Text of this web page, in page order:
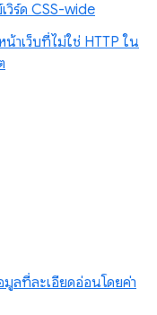
วิร์ด CSS-wide
าเว็บที่ไม่ใช่ HTTP ใน
ลที่ละเอียดอ่อนโดยค่า